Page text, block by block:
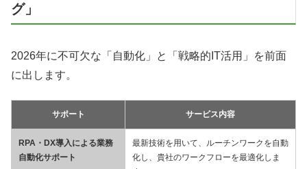
グ」
2026年に不可欠な「自動化」と「戦略的IT活用」を前面
に出します。
サポート サービス内容
RPA・DX導入による業務
自動化サポート
最新技術を用いて、ルーチンワークを自動
化し、貴社のワークフローを最適化しま